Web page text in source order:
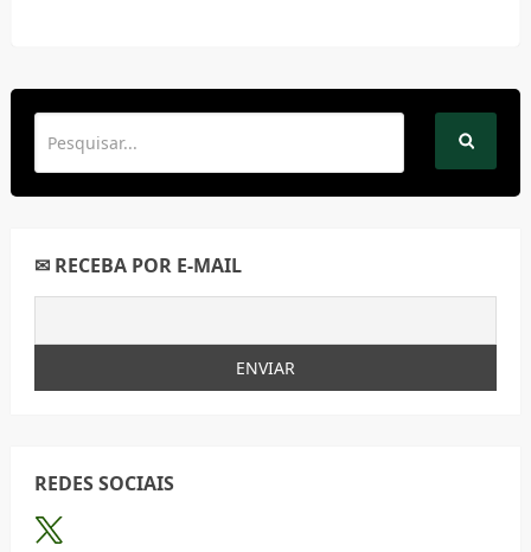
✉ RECEBA POR E-MAIL
REDES SOCIAIS